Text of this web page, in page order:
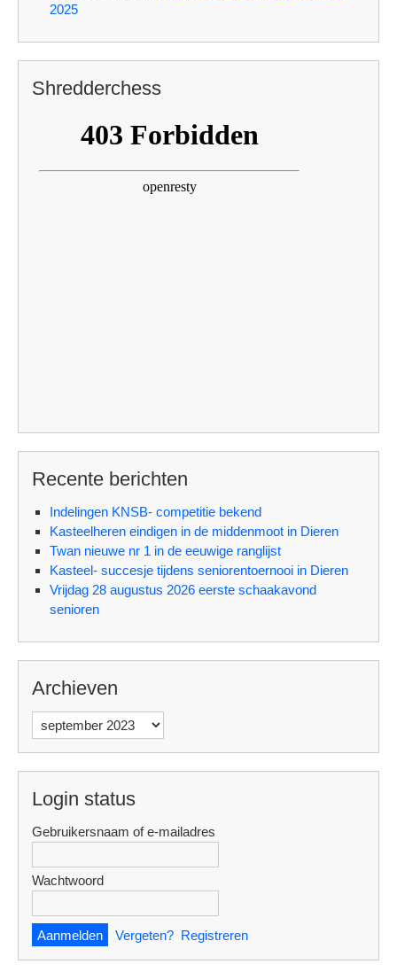
2025
Shredderchess
Recente berichten
Indelingen KNSB- competitie bekend
Kasteelheren eindigen in de middenmoot in Dieren
Twan nieuwe nr 1 in de eeuwige ranglijst
Kasteel- succesje tijdens seniorentoernooi in Dieren
Vrijdag 28 augustus 2026 eerste schaakavond
senioren
Archieven
Archieven
Login status
Gebruikersnaam of e-mailadres
Wachtwoord
Vergeten? Registreren